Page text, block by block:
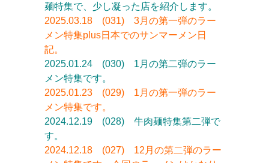
麺特集で、少し凝った店を紹介します。
2025.03.18 (031) 3月の第一弾のラー
メン特集plus日本でのサンマーメン日
記。
2025.01.24 (030) 1月の第二弾のラー
メン特集です。
2025.01.23 (029) 1月の第一弾のラー
メン特集です。
2024.12.19 (028) 牛肉麺特集第二弾で
す。
2024.12.18 (027) 12月の第二弾のラー